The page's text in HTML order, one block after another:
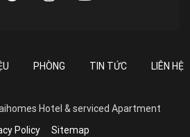
PHÒNG TIN TỨC LIÊN HỆ
Hotel & serviced Apartment
Policy
Sitemap